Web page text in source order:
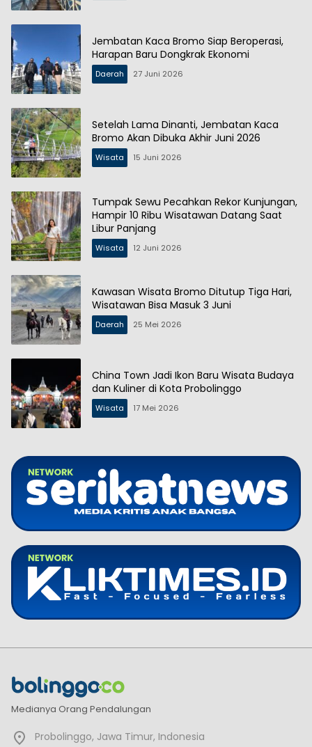
Jembatan Kaca Bromo Siap Beroperasi,
Harapan Baru Dongkrak Ekonomi
Daerah 27 Juni 2026
Setelah Lama Dinanti, Jembatan Kaca
Bromo Akan Dibuka Akhir Juni 2026
Wisata 15 Juni 2026
Tumpak Sewu Pecahkan Rekor Kunjungan,
Hampir 10 Ribu Wisatawan Datang Saat
Libur Panjang
Wisata 12 Juni 2026
Kawasan Wisata Bromo Ditutup Tiga Hari,
Wisatawan Bisa Masuk 3 Juni
Daerah 25 Mei 2026
China Town Jadi Ikon Baru Wisata Budaya
dan Kuliner di Kota Probolinggo
Wisata 17 Mei 2026
Medianya Orang Pendalungan
Probolinggo, Jawa Timur, Indonesia